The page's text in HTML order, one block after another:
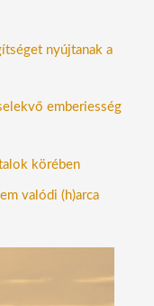
nyújtanak a
emberiesség
körében
valódi (h)arca